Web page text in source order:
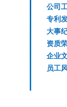
公司
专利
大事
资质
企业
员工